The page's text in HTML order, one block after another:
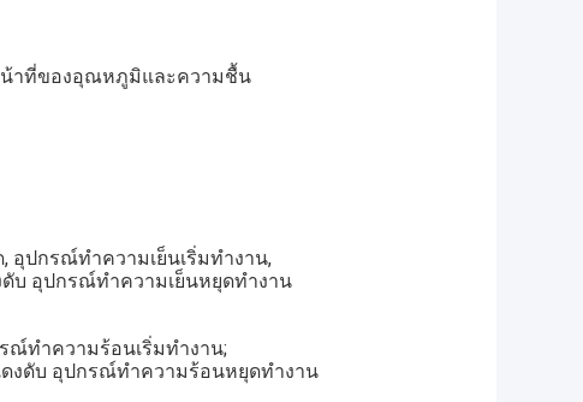
าที่ของอุณหภูมิและความชื้น
อุปกรณ์ทำความเย็นเริ่มทำงาน,
บ อุปกรณ์ทำความเย็นหยุดทำงาน
ณ์ทำความร้อนเริ่มทำงาน;
งดับ อุปกรณ์ทำความร้อนหยุดทำงาน